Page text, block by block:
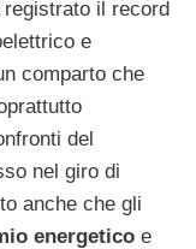
il record
e
comparto che
del
nel giro di
anche che gli
energetico e